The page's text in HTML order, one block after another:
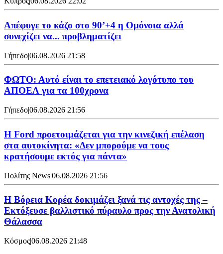
Απέφυγε το κάζο στο 90’+4 η Ομόνοια αλλά
συνεχίζει να... προβληματίζει
Γήπεδο|06.08.2026 21:58
ΦΩΤΟ: Αυτό είναι το επετειακό λογότυπο του
ΑΠΟΕΛ για τα 100χρονα
Γήπεδο|06.08.2026 21:56
Η Ford προετοιμάζεται για την κινεζική επέλαση
στα αυτοκίνητα: «Δεν μπορούμε να τους
κρατήσουμε εκτός για πάντα»
Πολίτης News|06.08.2026 21:56
Η Βόρεια Κορέα δοκιμάζει ξανά τις αντοχές της –
Εκτόξευσε βαλλιστικό πύραυλο προς την Ανατολική
Θάλασσα
Κόσμος|06.08.2026 21:48